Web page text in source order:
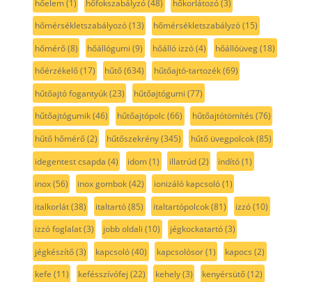
hőelem(1) hőfokszabályzó(48) hőkorlátozó(3)
hőmérsékletszabályozó(13) hőmérsékletszabályzó(15)
hőmérő(8) hőállógumi (9) hőálló izzó(4) hőállóüveg(18)
hőérzékelő(17) hűtő(634) hűtőajtó-tartozék(69)
hűtőajtó fogantyúk(23) hűtőajtógumi (77)
hűtőajtógumik(46) hűtőajtópolc(66) hűtőajtótömítés (76)
hűtő hőmérő(2) hűtőszekrény(345) hűtő üvegpolcok(85)
idegentest csapda (4) idom(1) illatrúd(2) indító(1)
inox(56) inox gombok(42) ionizáló kapcsoló(1)
italkorlát(38) italtartó(85) italtartópolcok(81) izzó(10)
izzó foglalat(3) jobb oldali (10) jégkockatartó(3)
jégkészítő(3) kapcsoló(40) kapcsolósor(1) kapocs (2)
kefe (11) kefésszívófej (22) kehely(3) kenyérsütő(12)